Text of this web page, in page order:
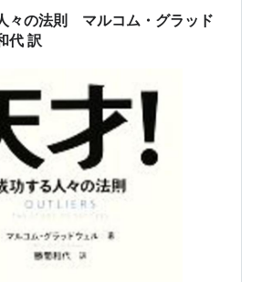
々の法則 マルコム・グラッド
代 訳